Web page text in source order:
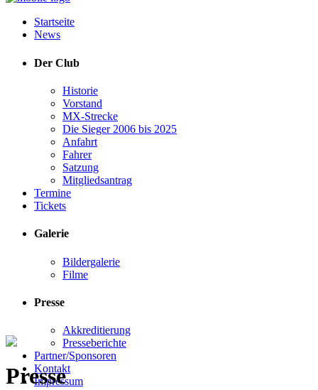
Startseite
News
Der Club
Historie
Vorstand
MX-Strecke
Die Sieger 2006 bis 2025
Anfahrt
Fahrer
Satzung
Mitgliedsantrag
Termine
Tickets
Galerie
Bildergalerie
Filme
Presse
Akkreditierung
Presseberichte
Partner/Sponsoren
Kontakt
Impressum
Presse